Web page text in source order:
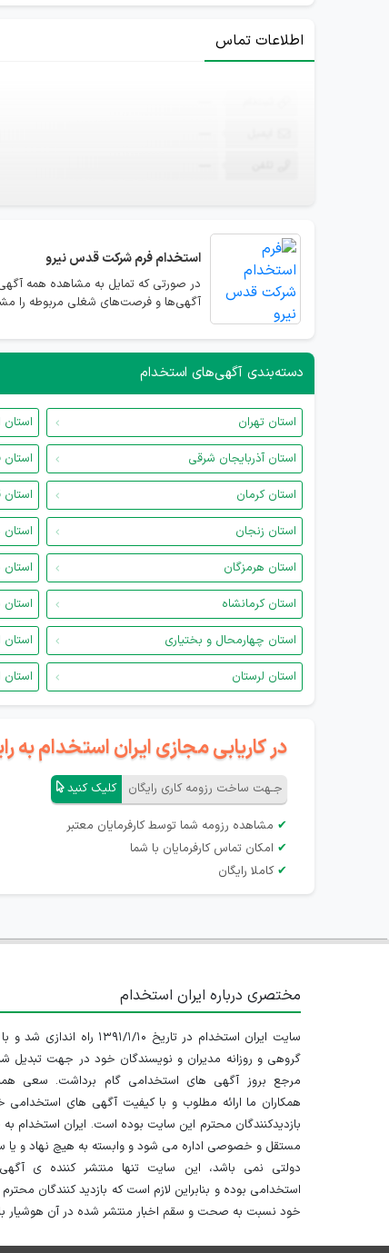
اطلاعات تماس
استخدامفرم شرکت قدس نیرو
در صورتی که تمایل به مشاهده همه
آگهی‌ها و فرصت‌های شغلی مربوطه را
دسته‌بندی آگهی‌های استخدام
استان تهران
استان آذربایجان شرقی
استان کرمان
استان
استان زنجان
استان هرمزگان
استان کرمانشاه
استان چهارمحال و بختیاری
استان
استان لرستان
استان
در کاریابی مجازی ایران استخدام
جـهت ساخت رزومه کاری رایگان کلیک کنید
✔ مشاهده رزومه شما توسط کارفرمایان معتبر
✔ امکان تماس کارفرمایان با شما
✔ کاملا رایگان
مختصری درباره ایران استخدام
سایت ایران استخدام در تاریخ ۱۳۹۱/۱/۱۰ راه
گروهی و روزانه مدیران و نویسندگان خود در جهت تبدیل
مرجع بروز آگهی های استخدامی گام برداشت. سعی
همکاران ما ارائه مطلوب و با کیفیت آگهی های
بازدیدکنندگان محترم این سایت بوده است. ایران استخدام
مستقل و خصوصی اداره می شود و وابسته به هیچ نهاد و یا
دولتی نمی باشد، این سایت تنها منتشر کننده ی
استخدامی بوده و بنابراین لازم است که بازدید کنندگان
خود نسبت به صحت و سقم اخبار منتشر شده در آن هوشیار